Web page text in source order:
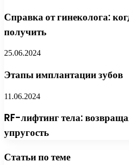
Справка от гинеколога:
получить
25.06.2024
Этапы имплантации зубов
11.06.2024
RF-лифтинг тела:
упругость
Статьи по теме